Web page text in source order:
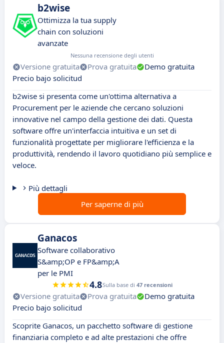
b2wise
Ottimizza la tua supply
chain con soluzioni
avanzate
Nessuna recensione degli utenti
Versione gratuita Prova gratuita
Demo gratuita
Precio bajo solicitud
b2wise si presenta come un'ottima alternativa a
Procurement per le aziende che cercano soluzioni
innovative nel campo della gestione dei dati. Questa
software offre un'interfaccia intuitiva e un set di
funzionalità progettate per migliorare l'efficienza e la
produttività, rendendo il lavoro quotidiano più semplice e
veloce.
Più dettagli
Per saperne di più
Ganacos
Software collaborativo
S&amp;OP e FP&amp;A
per le PMI
4.8Sulla base di 47 recensioni
Versione gratuita Prova gratuita
Demo gratuita
Precio bajo solicitud
Scoprite Ganacos, un pacchetto software di gestione
finanziaria completo e ad alte prestazioni che offre